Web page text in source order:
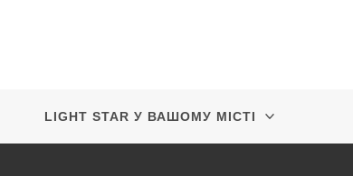
LIGHT STAR У ВАШОМУ МІСТІ